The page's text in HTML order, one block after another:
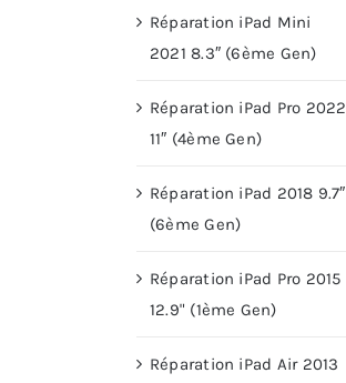
Réparation iPad Mini
2021 8.3″ (6ème Gen)
Réparation iPad Pro 2022
11″ (4ème Gen)
Réparation iPad 2018 9.7″
(6ème Gen)
Réparation iPad Pro 2015
12.9" (1ème Gen)
Réparation iPad Air 2013